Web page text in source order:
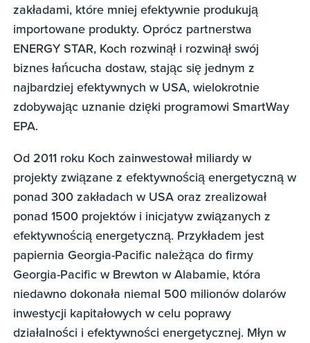
zakładami, które mniej efektywnie produkują
importowane produkty. Oprócz partnerstwa
ENERGY STAR, Koch rozwinął i rozwinął swój
biznes łańcucha dostaw, stając się jednym z
najbardziej efektywnych w USA, wielokrotnie
zdobywając uznanie dzięki programowi SmartWay
EPA.
Od 2011 roku Koch zainwestował miliardy w
projekty związane z efektywnością energetyczną w
ponad 300 zakładach w USA oraz zrealizował
ponad 1500 projektów i inicjatyw związanych z
efektywnością energetyczną. Przykładem jest
papiernia Georgia-Pacific należąca do firmy
Georgia-Pacific w Brewton w Alabamie, która
niedawno dokonała niemal 500 milionów dolarów
inwestycji kapitałowych w celu poprawy
działalności i efektywności energetycznej. Młyn w